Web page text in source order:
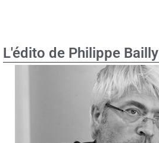
L'édito de Philippe Bailly